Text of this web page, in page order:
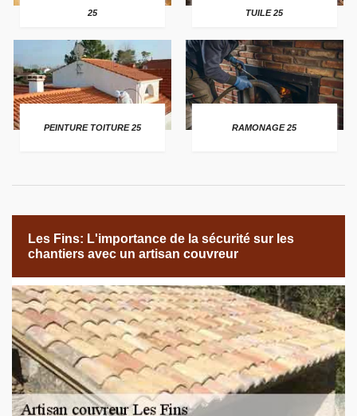
25
TUILE 25
PEINTURE TOITURE 25 RAMONAGE 25
Les Fins: L'importance de la sécurité sur les
chantiers avec un artisan couvreur